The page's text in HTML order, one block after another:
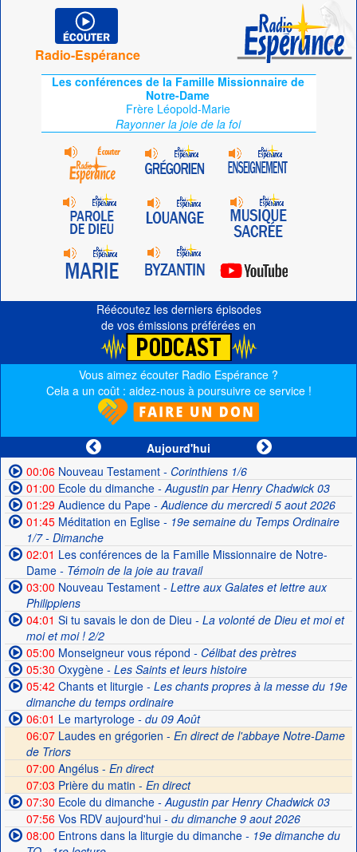
Radio-Espérance
Les conférences de la Famille Missionnaire de
Notre-Dame
Frère Léopold-Marie
Rayonner la joie de la foi
Réécoutez les derniers épisodes
de vos émissions préférées en
Vous aimez écouter Radio Espérance ?
Cela a un coût : aidez-nous à poursuivre ce service !
Aujourd'hui
00:06Nouveau Testament- Corinthiens 1/6
01:00 Ecole du dimanche- Augustin par Henry Chadwick 03
01:29Audience du Pape- Audience du mercredi 5 aout 2026
01:45Méditation en Eglise- 19e semaine du Temps Ordinaire
1/7 - Dimanche
02:01 Les conférences de la Famille Missionnaire de Notre-
Dame- Témoin de la joie au travail
03:00 Nouveau Testament- Lettre aux Galates et lettre aux
Philippiens
04:01 Si tu savais le don de Dieu - La volonté de Dieu et moi et
moi et moi ! 2/2
05:00 Monseigneur vous répond - Célibat des prètres
05:30 Oxygène- Les Saints et leurs histoire
05:42 Chants et liturgie- Les chants propres à la messe du 19e
dimanche du temps ordinaire
06:01 Le martyrologe- du 09 Août
06:07Laudes en grégorien - En direct de l'abbaye Notre-Dame
de Triors
07:00 Angélus - En direct
07:03 Prière du matin - En direct
07:30 Ecole du dimanche- Augustin par Henry Chadwick 03
07:56Vos RDV aujourd'hui- du dimanche 9 aout 2026
08:00 Entrons dans la liturgie du dimanche- 19e dimanche du